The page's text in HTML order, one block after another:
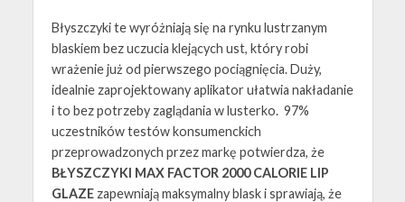
Błyszczyki te wyróżniają się na rynku lustrzanym
blaskiem bez uczucia klejących ust, który robi
wrażenie już od pierwszego pociągnięcia. Duży,
idealnie zaprojektowany aplikator ułatwia nakładanie
i to bez potrzeby zaglądania w lusterko. 97%
uczestników testów konsumenckich
przeprowadzonych przez markę potwierdza, że
BŁYSZCZYKI MAX FACTOR 2000 CALORIE LIP
GLAZE zapewniają maksymalny blask i sprawiają, że